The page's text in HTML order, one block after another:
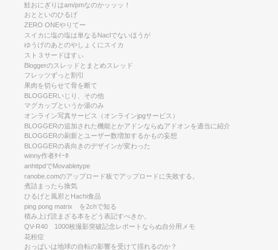
鮭おにぎりはam/pmなのかッッッ！
おとといのひるげ
ZERO ONEやりてー
スイカに塩の塩は単なるNaclでないほうが
ゆうげのあとのやしょくにスイカ
スト３サードほすぃ
Bloggerのスレッドとまとめスレッド
フレッツずっと割引
果肉を切らせて骨を断て
BLOGGERいじり、その他
マグカップというか湯のみ
オンライン写真サービス（オンラインjpgサービス）
BLOGGERの追加された機能とかアドンならぬアドオンを適当に紹介
BLOGGERの刷新とユーザー数増加するかもの妄想
BLOGGERの表向きのデザインが変わった
winny作者ﾀｲｰﾎ
anhttpdでMovabletype
ranobe.comのアップロード板でアップロードに失敗する。
煮詰まったら換気
ひるげと風邪とHachi食品
ping pong matrix を2chで知る
積み上げ読まざる本をどう表記すべきか。
QV-R40 1000枚撮影突破記念レポートならぬ自分用メモ
花粉症
おっぱいは地球の自転の影響を受けて揺れるのか？